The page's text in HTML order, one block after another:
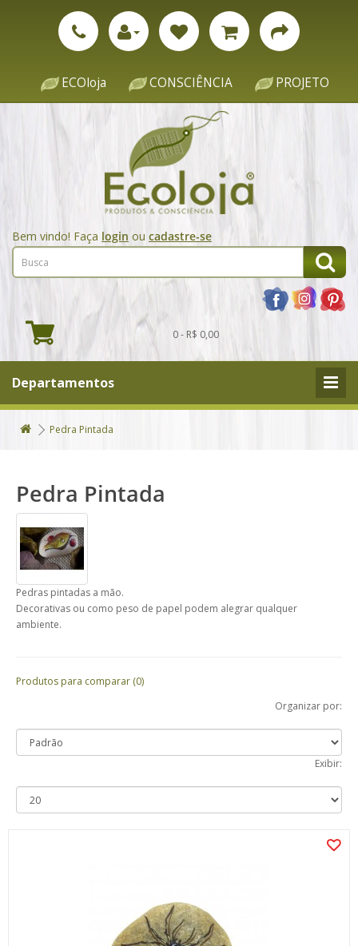
ECOloja CONSCIÊNCIA PROJETO
Bem vindo! Faça login ou cadastre-se
0 - R$ 0,00
Departamentos
Pedra Pintada
Pedra Pintada
Pedras pintadas a mão.
Decorativas ou como peso de papel podem alegrar qualquer
ambiente.
Produtos para comparar (0)
Organizar por:
Exibir: